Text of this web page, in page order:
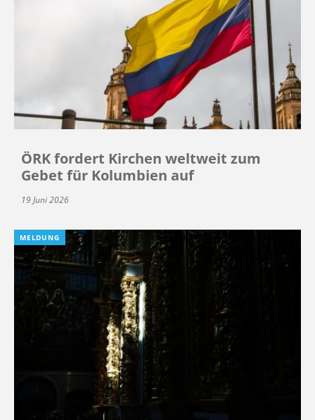
ÖRK fordert Kirchen weltweit zum
Gebet für Kolumbien auf
19 Juni 2026
MELDUNG